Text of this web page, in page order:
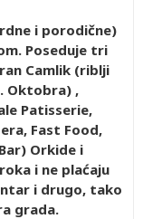
i porodične)
Poseduje tri
Camlik (riblji
Oktobra) ,
Patisserie,
Fast Food,
Orkide i
i ne plaćaju
i drugo, tako
grada.